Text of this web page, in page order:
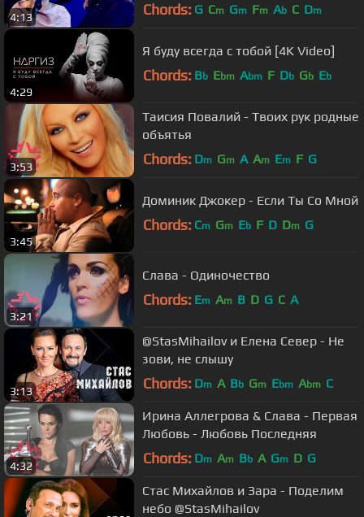
4:13 Chords: G Cm Gm Fm Ab C Dm
4:29
Я буду всегда с тобой [4K Video]
Chords: Bb Ebm Abm F Db Gb Eb
3:53
Таисия Повалий - Твоих рук родные
объятья
Chords: Dm Gm A Am Em F G
3:45
Доминик Джокер - Если Ты Со Мной
Chords: Cm Gm Eb F D Dm G
3:21
Слава - Одиночество
Chords: Em Am B D G C A
3:13
@StasMihailov и Елена Север - Не
зови, не слышу
Chords: Dm A Bb Gm Ebm Abm C
4:32
Ирина Аллегрова & Слава - Первая
Любовь - Любовь Последняя
Chords: Dm Am Bb A Gm D G
Стас Михайлов и Зара - Поделим
небо @StasMihailov